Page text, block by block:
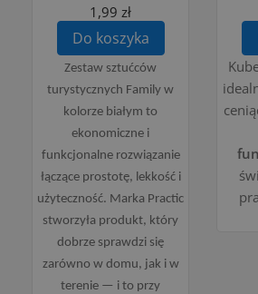
1,99 zł
Do koszyka
Zestaw sztućców
turystycznych Family w
kolorze białym to
ekonomiczne i
funkcjonalne rozwiązanie
łączące prostotę, lekkość i
użyteczność. Marka Practic
stworzyła produkt, który
dobrze sprawdzi się
zarówno w domu, jak i w
terenie — i to przy